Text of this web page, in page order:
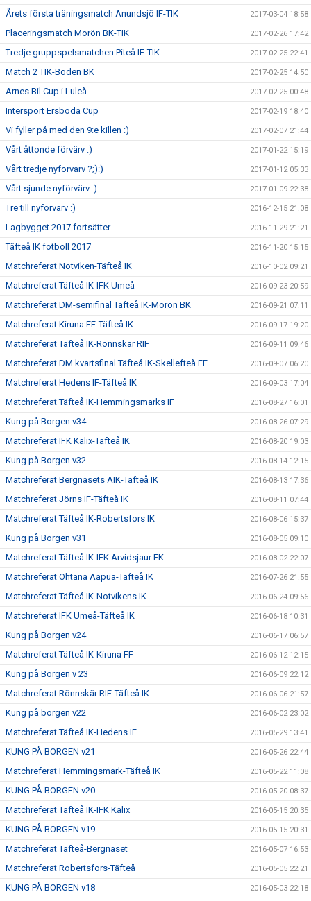
Årets första träningsmatch Anundsjö IF-TIK 2017-03-04 18:58
Placeringsmatch Morön BK-TIK 2017-02-26 17:42
Tredje gruppspelsmatchen Piteå IF-TIK 2017-02-25 22:41
Match 2 TIK-Boden BK 2017-02-25 14:50
Arnes Bil Cup i Luleå 2017-02-25 00:48
Intersport Ersboda Cup 2017-02-19 18:40
Vi fyller på med den 9:e killen :) 2017-02-07 21:44
Vårt åttonde förvärv :) 2017-01-22 15:19
Vårt tredje nyförvärv ?;):) 2017-01-12 05:33
Vårt sjunde nyförvärv :) 2017-01-09 22:38
Tre till nyförvärv :) 2016-12-15 21:08
Lagbygget 2017 fortsätter 2016-11-29 21:21
Täfteå IK fotboll 2017 2016-11-20 15:15
Matchreferat Notviken-Täfteå IK 2016-10-02 09:21
Matchreferat Täfteå IK-IFK Umeå 2016-09-23 20:59
Matchreferat DM-semifinal Täfteå IK-Morön BK 2016-09-21 07:11
Matchreferat Kiruna FF-Täfteå IK 2016-09-17 19:20
Matchreferat Täfteå IK-Rönnskär RIF 2016-09-11 09:46
Matchreferat DM kvartsfinal Täfteå IK-Skellefteå FF 2016-09-07 06:20
Matchreferat Hedens IF-Täfteå IK 2016-09-03 17:04
Matchreferat Täfteå IK-Hemmingsmarks IF 2016-08-27 16:01
Kung på Borgen v34 2016-08-26 07:29
Matchreferat IFK Kalix-Täfteå IK 2016-08-20 19:03
Kung på Borgen v32 2016-08-14 12:15
Matchreferat Bergnäsets AIK-Täfteå IK 2016-08-13 17:36
Matchreferat Jörns IF-Täfteå IK 2016-08-11 07:44
Matchreferat Täfteå IK-Robertsfors IK 2016-08-06 15:37
Kung på Borgen v31 2016-08-05 09:10
Matchreferat Täfteå IK-IFK Arvidsjaur FK 2016-08-02 22:07
Matchreferat Ohtana Aapua-Täfteå IK 2016-07-26 21:55
Matchreferat Täfteå IK-Notvikens IK 2016-06-24 09:56
Matchreferat IFK Umeå-Täfteå IK 2016-06-18 10:31
Kung på Borgen v24 2016-06-17 06:57
Matchreferat Täfteå IK-Kiruna FF 2016-06-12 12:15
Kung på Borgen v 23 2016-06-09 22:12
Matchreferat Rönnskär RIF-Täfteå IK 2016-06-06 21:57
Kung på borgen v22 2016-06-02 23:02
Matchreferat Täfteå IK-Hedens IF 2016-05-29 13:41
KUNG PÅ BORGEN v21 2016-05-26 22:44
Matchreferat Hemmingsmark-Täfteå IK 2016-05-22 11:08
KUNG PÅ BORGEN v20 2016-05-20 08:37
Matchreferat Täfteå IK-IFK Kalix 2016-05-15 20:35
KUNG PÅ BORGEN v19 2016-05-15 20:31
Matchreferat Täfteå-Bergnäset 2016-05-07 16:53
Matchreferat Robertsfors-Täfteå 2016-05-05 22:21
KUNG PÅ BORGEN v18 2016-05-03 22:18